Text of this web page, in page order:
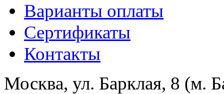
Варианты оплаты
Сертификаты
Контакты
Москва, ул. Барклая, 8 (м.